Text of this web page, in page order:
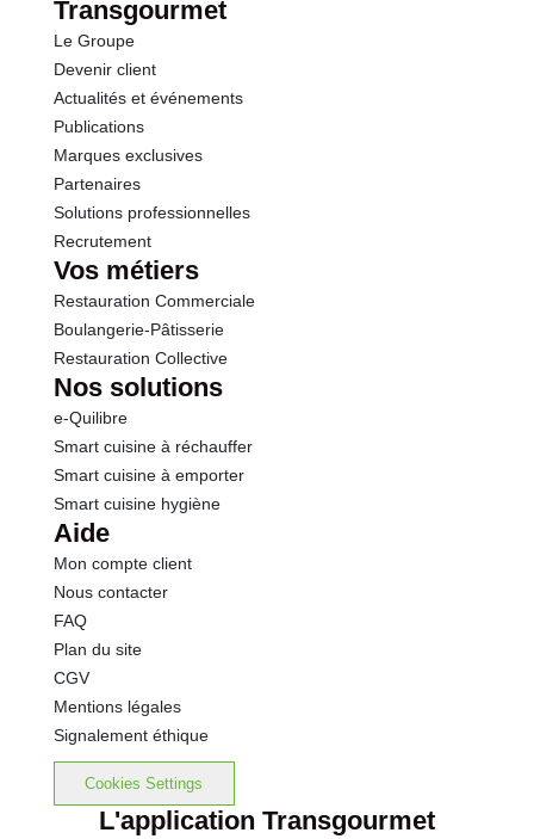
Sel
Transgourmet
Le Groupe
Devenir client
Actualités et événements
Publications
Marques exclusives
Partenaires
Solutions professionnelles
Recrutement
Vos métiers
Restauration Commerciale
Boulangerie-Pâtisserie
Restauration Collective
Nos solutions
e-Quilibre
Smart cuisine à réchauffer
Smart cuisine à emporter
Smart cuisine hygiène
Aide
Mon compte client
Nous contacter
FAQ
Plan du site
CGV
Mentions légales
Signalement éthique
Cookies Settings
L'application Transgourmet